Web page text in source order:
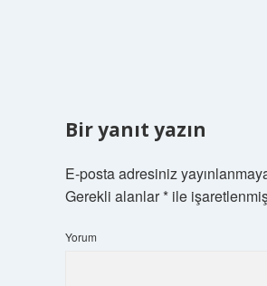
Bir yanıt yazın
E-posta adresiniz
Gerekli alanlar*ile
Yorum